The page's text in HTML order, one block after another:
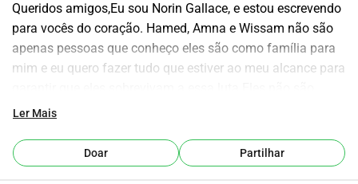
Queridos amigos,Eu sou Norin Gallace, e estou escrevendo
para vocês do coração. Hamed, Amna e Wissam não são
apenas pessoas que conheço eles são como família para
mim e eu quero fazer tudo que estiver ao meu alcance para
apenas sobreviventes; eles são exemplos de resiliência,
pacífica em Gaza Hamed havia construído para eles o lar
perfeito, e ele estava prosperando em seu trabalho como
Ler Mais
Doar Partilhar